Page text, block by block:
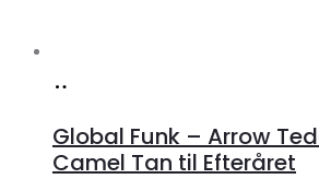
Lykke
Global Funk – Arrow
Camel Tan til Efteråret